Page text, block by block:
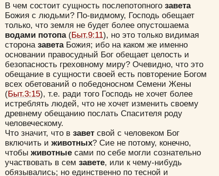
В чем состоит сущность послепотопного завета
Божия с людьми? По-видмому, Господь обещает
только, что земля не будет более опустошаема
водами потопа (Быт.9:11), но это только видимая
сторона завета Божия; ибо на каком же именно
основании правосудный Бог обещает целость и
безопасность греховному миру? Очевидно, что это
обещание в сущности своей есть повторение Богом
всех обетований о победоносном Семени Жены
(Быт.3:15), т.е. ради того Господь не хочет более
истреблять людей, что не хочет изменить своему
древнему обещанию послать Спасителя роду
человеческому.
Что значит, что в завет свой с человеком Бог
включить и животных? Сие не потому, конечно,
чтобы животные сами по себе могли сознательно
участвовать в сем завете, или к чему-нибудь
обязывались; но единственно по тесной и